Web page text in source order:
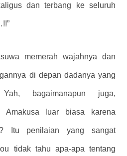
dan terbang ke seluruh
memerah wajahnya dan
di depan dadanya yang
bagaimanapun juga,
Amakusa luar biasa karena
Itu penilaian yang sangat
tidak tahu apa-apa tentang